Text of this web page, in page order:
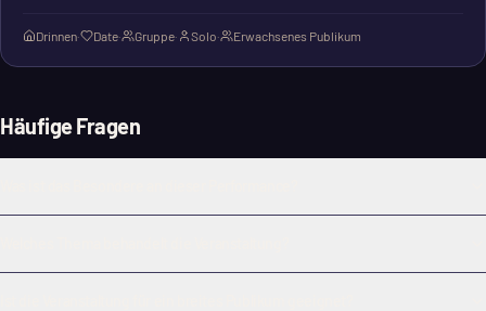
Drinnen· Date· Gruppe· Solo· Erwachsenes Publikum
Häufige Fragen